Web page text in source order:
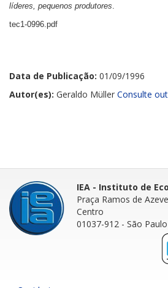
líderes, pequenos produtores
tec1-0996.pdf
Data de Publicação: 01/09/1996
Autor(es): Geraldo Müller Consulte
IEA - Instituto de
Praça Ramos de
Centro
01037-912 - São